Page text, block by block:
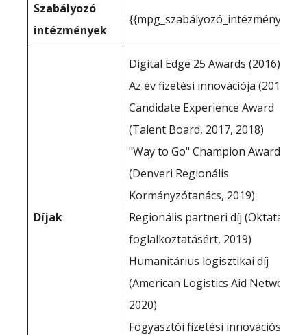
Szabályozó
intézmények
{{mpg_szabályozó_intézmény_1}}
Díjak
Digital Edge 25 Awards (2016)
Az év fizetési innovációja (2016)
Candidate Experience Award
(Talent Board, 2017, 2018)
"Way to Go" Champion Award
(Denveri Regionális
Kormányzótanács, 2019)
Regionális partneri díj (Oktatás a
foglalkoztatásért, 2019)
Humanitárius logisztikai díj
(American Logistics Aid Network,
2020)
Fogyasztói fizetési innovációs díj